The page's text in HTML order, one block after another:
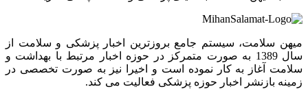
میهن سلامت، سیستم جامع بروزترین اخبار پزشکی و سلامت از
سال 1389 به صورت متمرکز در حوزه اخبار مرتبط با بهداشت و
سلامت آغاز به کار نموده است و اخیرا نیز به صورت تخصصی در
زمینه بازنشر اخبار حوزه پزشکی فعالیت می کند.